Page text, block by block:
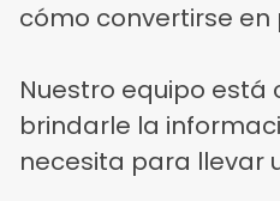
cómo convertirse en
Nuestro equipo
brindarle la
necesita para llevar